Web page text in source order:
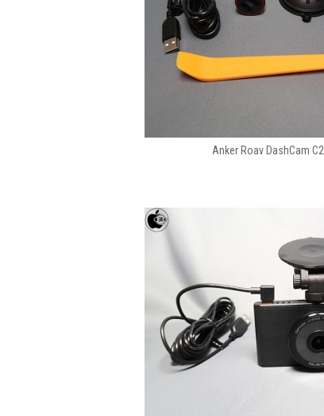
Anker Roav DashCam C2